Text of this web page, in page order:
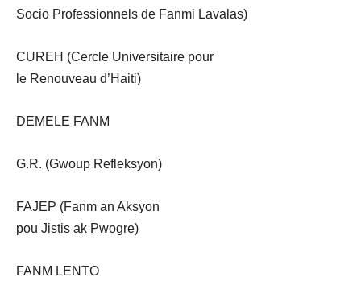
Socio Professionnels de Fanmi Lavalas)
CUREH (Cercle Universitaire pour
le Renouveau d’Haiti)
DEMELE FANM
G.R. (Gwoup Refleksyon)
FAJEP (Fanm an Aksyon
pou Jistis ak Pwogre)
FANM LENTO